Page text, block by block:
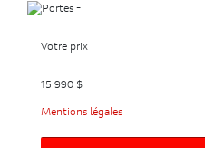
-
Votre prix
15 990 $
Mentions légales